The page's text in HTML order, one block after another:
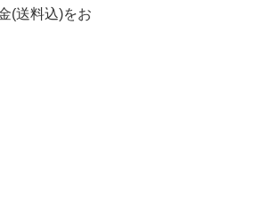
(送料込)をお